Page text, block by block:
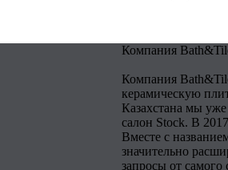
Компания
Компания
керамическую
Казахстана мы
салон Stock. В
Вместе с
значительно
запросы от самого